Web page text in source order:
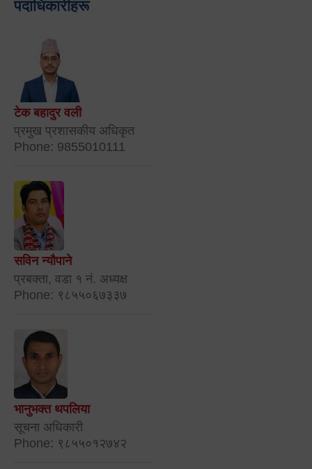
पदाधिकारीहरू
टेक बहादुर वली
प्रमुख प्रशासकीय अधिकृत
Phone: 9855010111
सविन न्यौपाने
प्रबक्ता, वडा १ नं. अध्यक्ष
Phone: ९८५५०६७३३७
भानुभक्त थपलिया
सूचना अधिकारी
Phone: ९८५५०१२७४२